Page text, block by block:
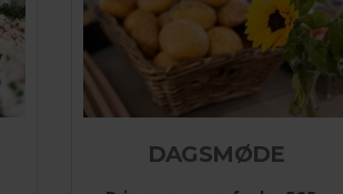
DAGSMØDE